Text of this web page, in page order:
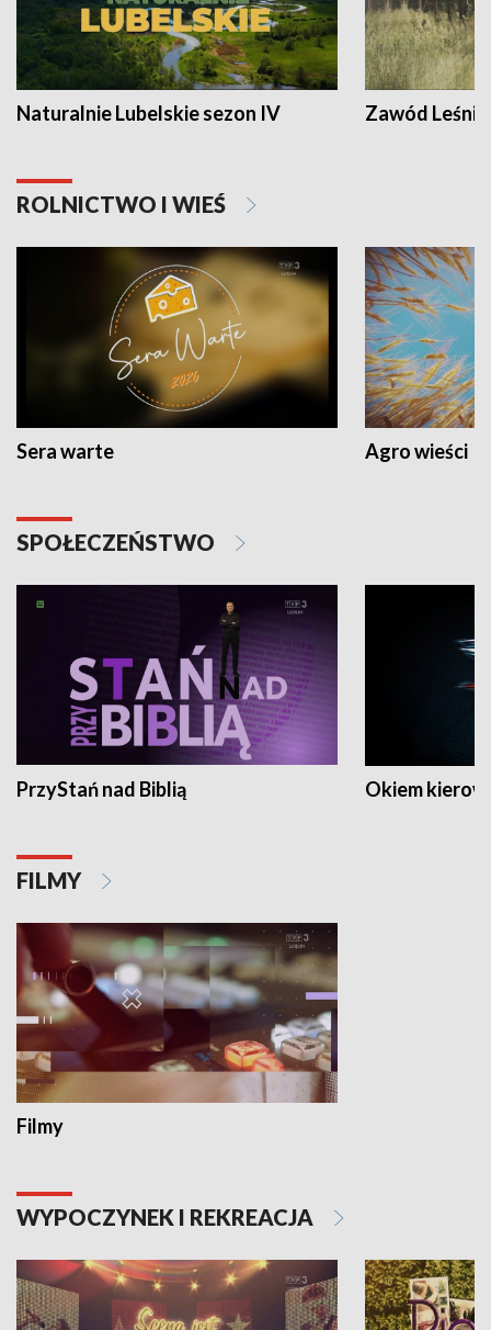
Naturalnie Lubelskie sezon IV Zawód Leśnik
ROLNICTWO I WIEŚ
Sera warte Agro wieści
SPOŁECZEŃSTWO
PrzyStań nad Biblią Okiem
FILMY
Filmy
WYPOCZYNEK I REKREACJA